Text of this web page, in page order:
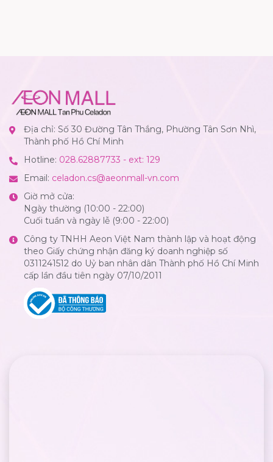
Địa chỉ: Số 30 Đường Tân Thắng, Phường Tân Sơn Nhì,
Thành phố Hồ Chí Minh
Hotline: 028.62887733 - ext: 129
Email: celadon.cs@aeonmall-vn.com
Giờ mở cửa:
Ngày thường (10:00 - 22:00)
Cuối tuần và ngày lễ (9:00 - 22:00)
Công ty TNHH Aeon Việt Nam thành lập và hoạt động
theo Giấy chứng nhận đăng ký doanh nghiệp số
0311241512 do Uỷ ban nhân dân Thành phố Hồ Chí Minh
cấp lần đầu tiên ngày 07/10/2011